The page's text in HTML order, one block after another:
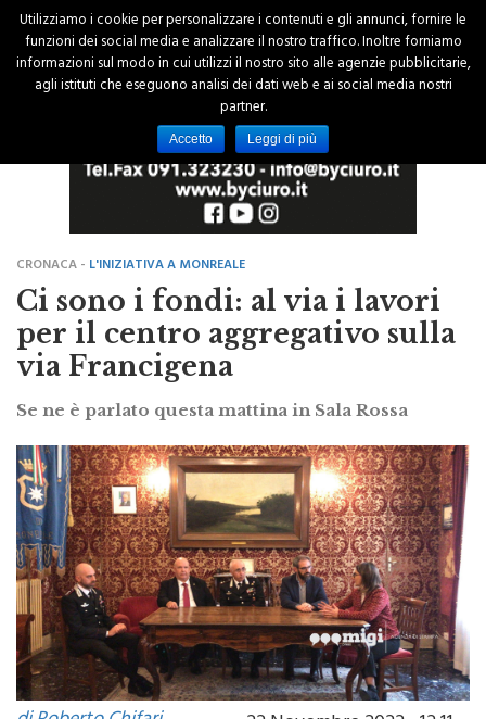
CRONACA -L'INIZIATIVA A MONREALE
Ci sono i fondi: al via i lavori
per il centro aggregativo sulla
via Francigena
Se ne è parlato questa mattina in Sala Rossa
di Roberto Chifari
22 Novembre 2022 - 12:11
Utilizziamo i cookie per personalizzare i contenuti e gli annunci, fornire le
funzioni dei social media e analizzare il nostro traffico. Inoltre forniamo
informazioni sul modo in cui utilizzi il nostro sito alle agenzie pubblicitarie,
agli istituti che eseguono analisi dei dati web e ai social media nostri
partner.
Accetto Leggi di più